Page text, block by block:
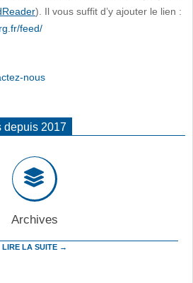
). Il vous suffit d’y ajouter le lien :
feed/
nous
depuis 2017
Archives
LIRE LA SUITE →